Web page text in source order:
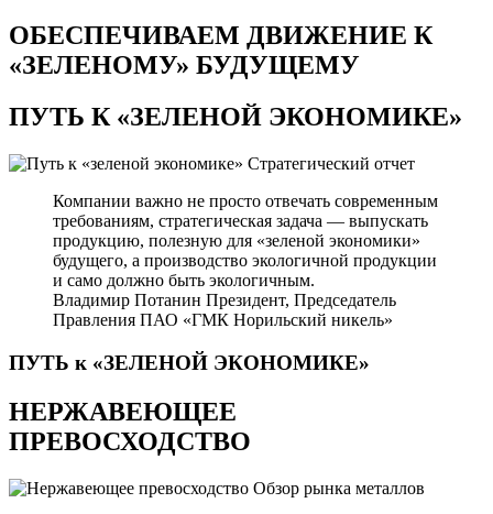
ОБЕСПЕЧИВАЕМ ДВИЖЕНИЕ К
«ЗЕЛЕНОМУ» БУДУЩЕМУ
ПУТЬ К«ЗЕЛЕНОЙ ЭКОНОМИКЕ»
Стратегический отчет
Компании важно не просто отвечать современным
требованиям, стратегическая задача — выпускать
продукцию, полезную для «зеленой экономики»
будущего, а производство экологичной продукции
и само должно быть экологичным.
Владимир Потанин Президент, Председатель
Правления ПАО «ГМК Норильский никель»
ПУТЬ к «ЗЕЛЕНОЙ ЭКОНОМИКЕ»
НЕРЖАВЕЮЩЕЕ
ПРЕВОСХОДСТВО
Обзор рынка металлов